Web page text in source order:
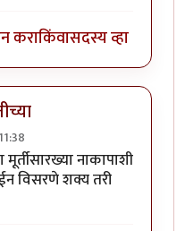
कराकिंवासदस्य व्हा
संदीप नाकापाशी
विसरणे शक्य तरी